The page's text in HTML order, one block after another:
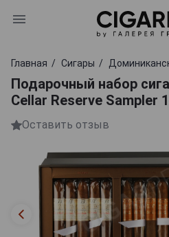
Главная Сигары
Подарочный набор
Cellar Reserve Sampler
Оставить отзыв